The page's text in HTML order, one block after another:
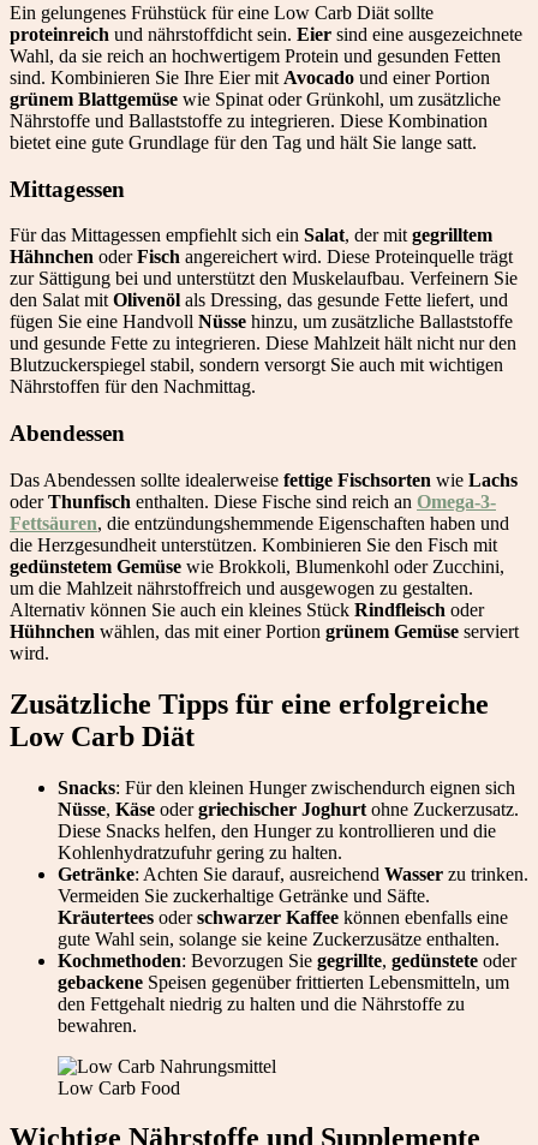
Ein gelungenes Frühstück für eine Low Carb Diät sollte
proteinreich und nährstoffdicht sein. Eier sind eine ausgezeichnete
Wahl, da sie reich an hochwertigem Protein und gesunden Fetten
sind. Kombinieren Sie Ihre Eier mit Avocado und einer Portion
grünem Blattgemüse wie Spinat oder Grünkohl, um zusätzliche
Nährstoffe und Ballaststoffe zu integrieren. Diese Kombination
bietet eine gute Grundlage für den Tag und hält Sie lange satt.
Mittagessen
Für das Mittagessen empfiehlt sich ein Salat, der mit gegrilltem
Hähnchen oderFisch angereichert wird. Diese Proteinquelle trägt
zur Sättigung bei und unterstützt den Muskelaufbau. Verfeinern Sie
den Salat mit Olivenöl als Dressing, das gesunde Fette liefert, und
fügen Sie eine Handvoll Nüsse hinzu, um zusätzliche Ballaststoffe
und gesunde Fette zu integrieren. Diese Mahlzeit hält nicht nur den
Blutzuckerspiegel stabil, sondern versorgt Sie auch mit wichtigen
Nährstoffen für den Nachmittag.
Abendessen
Das Abendessen sollte idealerweise fettige Fischsorten wie Lachs
oderThunfisch enthalten. Diese Fische sind reich an Omega-3-
Fettsäuren, die entzündungshemmende Eigenschaften haben und
die Herzgesundheit unterstützen. Kombinieren Sie den Fisch mit
gedünstetem Gemüse wie Brokkoli, Blumenkohl oder Zucchini,
um die Mahlzeit nährstoffreich und ausgewogen zu gestalten.
Alternativ können Sie auch ein kleines Stück Rindfleisch oder
Hühnchen wählen, das mit einer Portion grünem Gemüse serviert
wird.
Zusätzliche Tipps für eine erfolgreiche
Low Carb Diät
Snacks: Für den kleinen Hunger zwischendurch eignen sich
Nüsse, Käse odergriechischer Joghurt ohne Zuckerzusatz.
Diese Snacks helfen, den Hunger zu kontrollieren und die
Kohlenhydratzufuhr gering zu halten.
Getränke: Achten Sie darauf, ausreichend Wasser zu trinken.
Vermeiden Sie zuckerhaltige Getränke und Säfte.
Kräutertees oderschwarzer Kaffee können ebenfalls eine
gute Wahl sein, solange sie keine Zuckerzusätze enthalten.
Kochmethoden: Bevorzugen Sie gegrillte, gedünstete oder
gebackene Speisen gegenüber frittierten Lebensmitteln, um
den Fettgehalt niedrig zu halten und die Nährstoffe zu
bewahren.
Low Carb Food
Wichtige Nährstoffe und Supplemente